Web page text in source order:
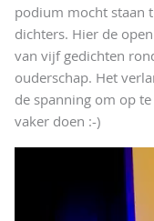
podium mocht staan
dichters. Hier de
van vijf gedichten
ouderschap. Het
de spanning om op
vaker doen :-)